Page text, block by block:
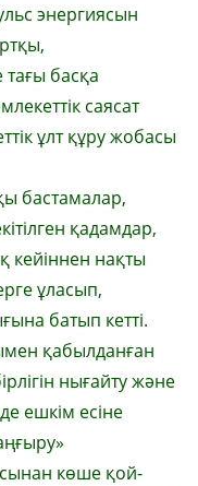
энергиясын
басқа
саясат
ұлт құру жобасы
бас­тама­лар,
қадамдар,
кейіннен нақты
ұласып,
батып кетті.
қабылданған
нығайту және
ешкім есіне
көше қой­